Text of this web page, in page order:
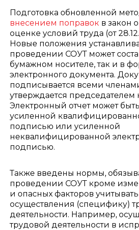
Подготовка обновленной
внесением поправок в закон
оценке условий труда (от
Новые положения
проведении СОУТ может
бумажном носителе, так и в
электронного документа.
подписывается всеми
утверждается председателем
Электронный отчет может
усиленной
подписью или усиленной
неквалифицированной
подписью.
Также введены нормы,
проведении СОУТ кроме
и опасных факторов
осуществления (специфику)
деятельности. Например,
трудовой деятельности в